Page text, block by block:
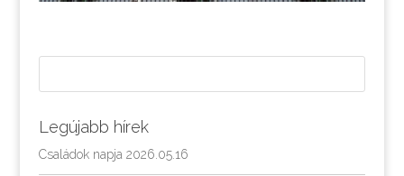
Legújabb hírek
Családok napja 2026.05.16